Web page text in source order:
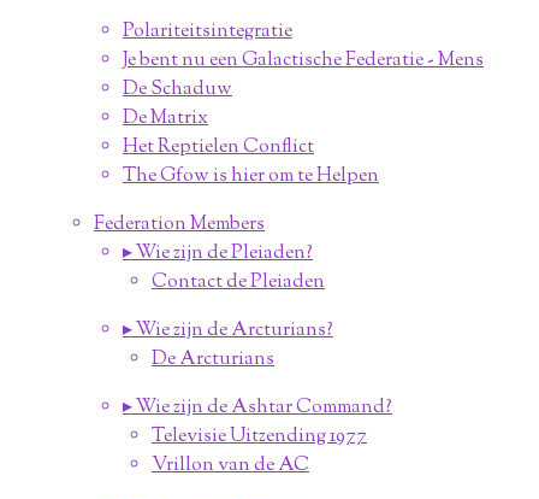
Polariteitsintegratie
Je bent nu een Galactische Federatie - Mens
De Schaduw
De Matrix
Het Reptielen Conflict
The Gfow is hier om te Helpen
Federation Members
▸ Wie zijn de Pleiaden?
Contact de Pleiaden
▸ Wie zijn de Arcturians?
De Arcturians
▸ Wie zijn de Ashtar Command?
Televisie Uitzending 1977
Vrillon van de AC